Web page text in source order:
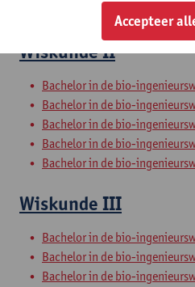
Wiskunde II
Bachelor in de bio-
Bachelor in de bio-
Bachelor in de bio-
Bachelor in de bio-
Bachelor in de bio-
Wiskunde III
Bachelor in de bio-
Bachelor in de bio-
Bachelor in de bio-
Accepteer